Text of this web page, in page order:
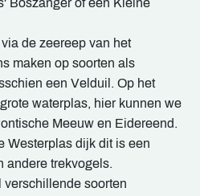
Boszanger of een Kleine
de zeereep van het
maken op soorten als
een Velduil. Op het
waterplas, hier kunnen we
Meeuw en Eidereend.
Westerplas dijk dit is een
andere trekvogels.
verschillende soorten